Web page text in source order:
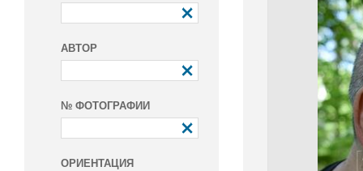
АВТОР
№ ФОТОГРАФИИ
ОРИЕНТАЦИЯ